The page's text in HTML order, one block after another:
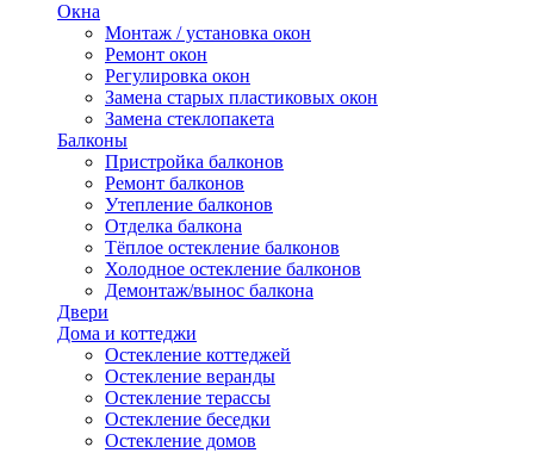
Окна
Монтаж / установка окон
Ремонт окон
Регулировка окон
Замена старых пластиковых окон
Замена стеклопакета
Балконы
Пристройка балконов
Ремонт балконов
Утепление балконов
Отделка балкона
Тёплое остекление балконов
Холодное остекление балконов
Демонтаж/вынос балкона
Двери
Дома и коттеджи
Остекление коттеджей
Остекление веранды
Остекление терассы
Остекление беседки
Остекление домов